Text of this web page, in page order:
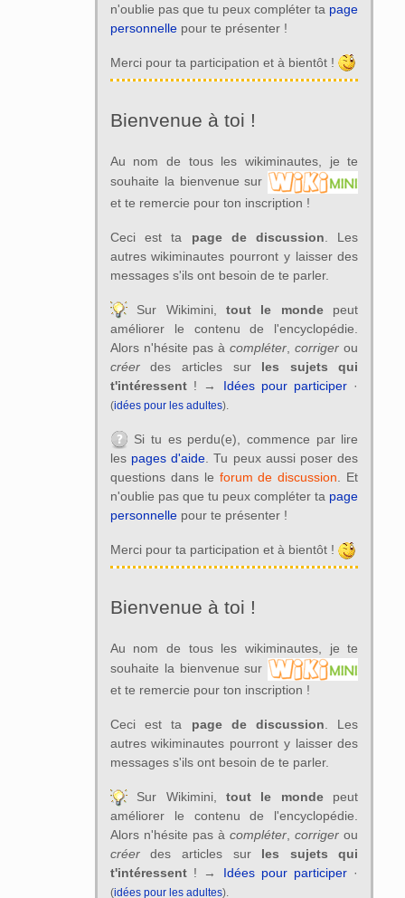
n'oublie pas que tu peux compléter ta page
personnellepour te présenter !
Merci pour ta participation et à bientôt !
Bienvenue à toi !
Au nom de tous les wikiminautes, je te
souhaite la bienvenue sur
et te remercie pour ton inscription !
Ceci est ta page de discussion . Les
autres wikiminautes pourront y laisser des
messages s'ils ont besoin de te parler.
Sur Wikimini, tout le mondepeut
améliorer le contenu de l'encyclopédie.
Alors n'hésite pas àcompléter ,corriger ou
créerdes articles sur les sujets qui
t'intéressent! → Idées pour participer·
(idées pour les adultes).
Si tu es perdu(e), commence par lire
les pages d'aide . Tu peux aussi poser des
questions dans le forum de discussion . Et
n'oublie pas que tu peux compléter ta page
personnellepour te présenter !
Merci pour ta participation et à bientôt !
Bienvenue à toi !
Au nom de tous les wikiminautes, je te
souhaite la bienvenue sur
et te remercie pour ton inscription !
Ceci est ta page de discussion . Les
autres wikiminautes pourront y laisser des
messages s'ils ont besoin de te parler.
Sur Wikimini, tout le mondepeut
améliorer le contenu de l'encyclopédie.
Alors n'hésite pas àcompléter ,corriger ou
créerdes articles sur les sujets qui
t'intéressent! → Idées pour participer·
(idées pour les adultes).